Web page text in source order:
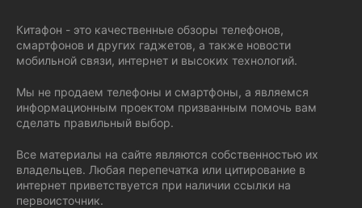
Китафон - это качественные обзоры телефонов,
смартфонов и других гаджетов, а также новости
мобильной связи, интернет и высоких технологий.
Мы не продаем телефоны и смартфоны, а являемся
информационным проектом призванным помочь вам
сделать правильный выбор.
Все материалы на сайте являются собственностью их
владельцев. Любая перепечатка или цитирование в
интернет приветствуется при наличии ссылки на
первоисточник.